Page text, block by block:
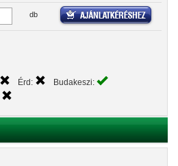
db
Érd:
Budakeszi: